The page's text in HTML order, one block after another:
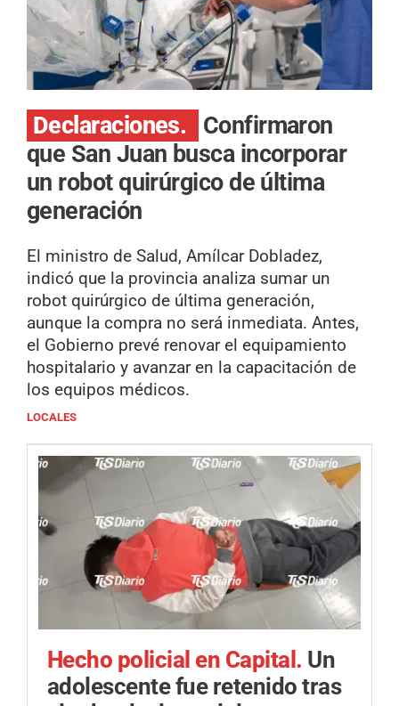
Declaraciones.
Confirmaron
que San Juan busca incorporar
un robot quirúrgico de última
generación
El ministro de Salud, Amílcar Dobladez,
indicó que la provincia analiza sumar un
robot quirúrgico de última generación,
aunque la compra no será inmediata. Antes,
el Gobierno prevé renovar el equipamiento
hospitalario y avanzar en la capacitación de
los equipos médicos.
LOCALES
Hecho policial en Capital. Un
adolescente fue retenido tras